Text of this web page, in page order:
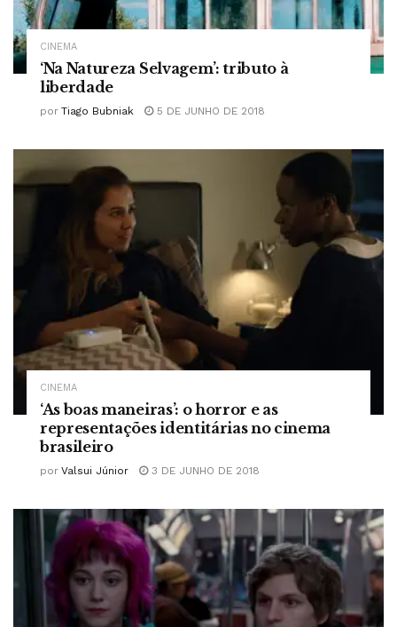
CINEMA
‘Na Natureza Selvagem’: tributo à
liberdade
por Tiago Bubniak 5 DE JUNHO DE 2018
CINEMA
‘As boas maneiras’: o horror e as
representações identitárias no cinema
brasileiro
por Valsui Júnior 3 DE JUNHO DE 2018